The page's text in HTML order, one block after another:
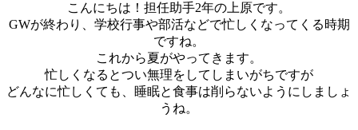
こんにちは！担任助手2年の上原です。
GWが終わり、学校行事や部活などで忙しくなってくる時期
ですね。
これから夏がやってきます。
忙しくなるとつい無理をしてしまいがちですが
どんなに忙しくても、睡眠と食事は削らないようにしましょ
うね。